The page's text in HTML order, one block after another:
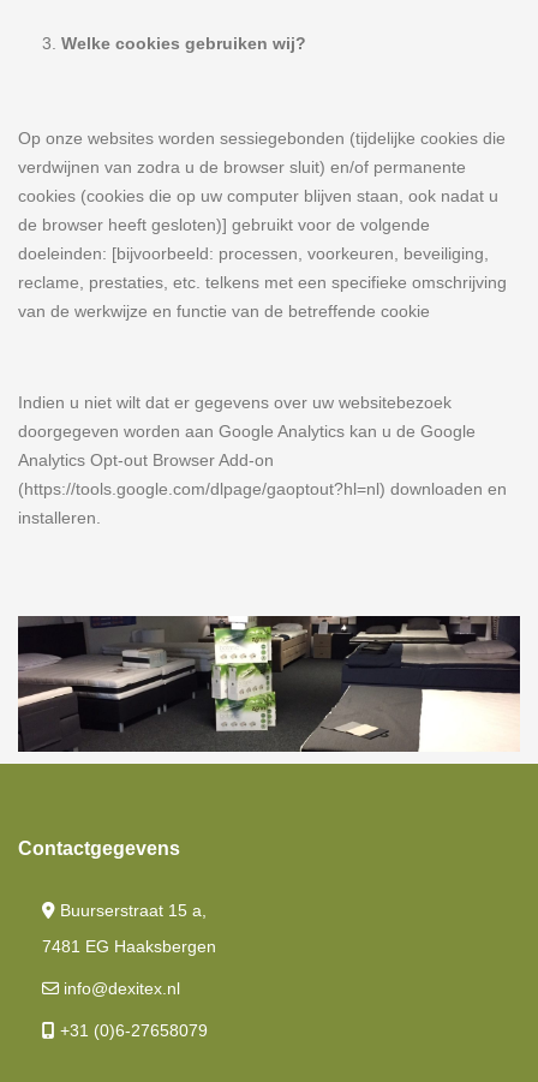
Welke cookies gebruiken wij?
Op onze websites worden sessiegebonden (tijdelijke cookies die
verdwijnen van zodra u de browser sluit) en/of permanente
cookies (cookies die op uw computer blijven staan, ook nadat u
de browser heeft gesloten)] gebruikt voor de volgende
doeleinden: [bijvoorbeeld: processen, voorkeuren, beveiliging,
reclame, prestaties, etc. telkens met een specifieke omschrijving
van de werkwijze en functie van de betreffende cookie
Indien u niet wilt dat er gegevens over uw websitebezoek
doorgegeven worden aan Google Analytics kan u de Google
Analytics Opt-out Browser Add-on
(https://tools.google.com/dlpage/gaoptout?hl=nl) downloaden en
installeren.
Contactgegevens
Buurserstraat 15 a,
7481 EG Haaksbergen
info@dexitex.nl
+31 (0)6-27658079